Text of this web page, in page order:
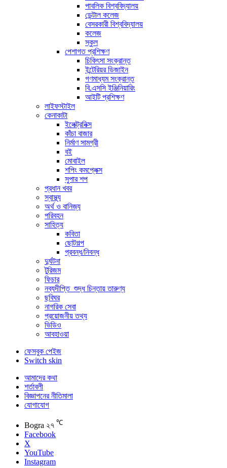
পাবলিক বিশ্ববিদ্যালয়
ডেন্টাল কলেজ
বেসরকারী বিশ্ববিদ্যালয়
কলেজ
স্কুল
পেশাগত প্রশিক্ষণ
চিকিৎসা সংক্রান্ত
ইন্টেরিয়র ডিজাইন
গণমাধ্যম সংক্রান্ত
বি.এসসি ইঞ্জিনিয়ারিং
আইটি প্রশিক্ষণ
লাইফস্টাইল
কেনাকাটা
ইলেক্ট্রনিক্স
কাঁচা বাজার
নির্মাণ সামগ্রী
বই
মোবাইল
শপিং কমপ্লেক্স
সুপার শপ
প্রধান খবর
স্বাস্থ্য
অর্থ ও বানিজ্য
পরিবহন
সাহিত্য
কবিতা
ছোটগল্প
প্রবন্ধ/নিবন্ধ
দুর্ঘটনা
টুরিজম
ফিচার
নব্যদীপ্তি_শুদ্ধ চিন্তায় তারুণ্য
ছবিঘর
নাগরিক সেবা
প্রয়োজনীয় তথ্য
ভিডিও
আবহাওয়া
ফেসবুক পেইজ
Switch skin
আমাদের কথা
শর্তাবলী
বিজ্ঞাপনের নীতিমালা
যোগাযোগ
Bogra ২৭ ℃
Facebook
X
YouTube
Instagram